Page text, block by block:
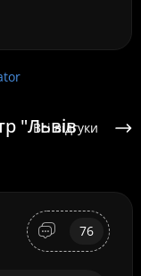
"Львів
Всі відгуки
76